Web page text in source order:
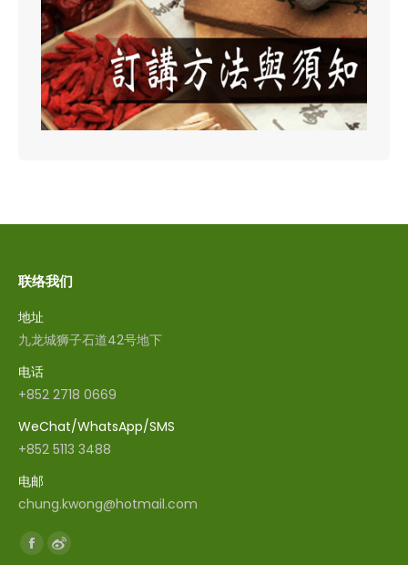
联络我们
地址
九龙城狮子石道42号地下
电话
+852 2718 0669
WeChat/WhatsApp/SMS
+852 5113 3488
电邮
chung.kwong@hotmail.com
找到我们：
Facebook
Weibo